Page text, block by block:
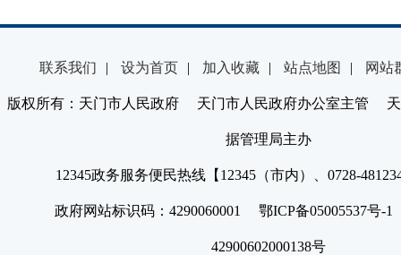
联系我们 | 设为首页 | 加入收藏 | 站点地图 | 网站
版权所有：天门市人民政府 天门市人民政府办公室主管 天
据管理局主办
12345政务服务便民热线【12345（市内）、0728-
政府网站标识码：4290060001 鄂ICP备05005537号
42900602000138号